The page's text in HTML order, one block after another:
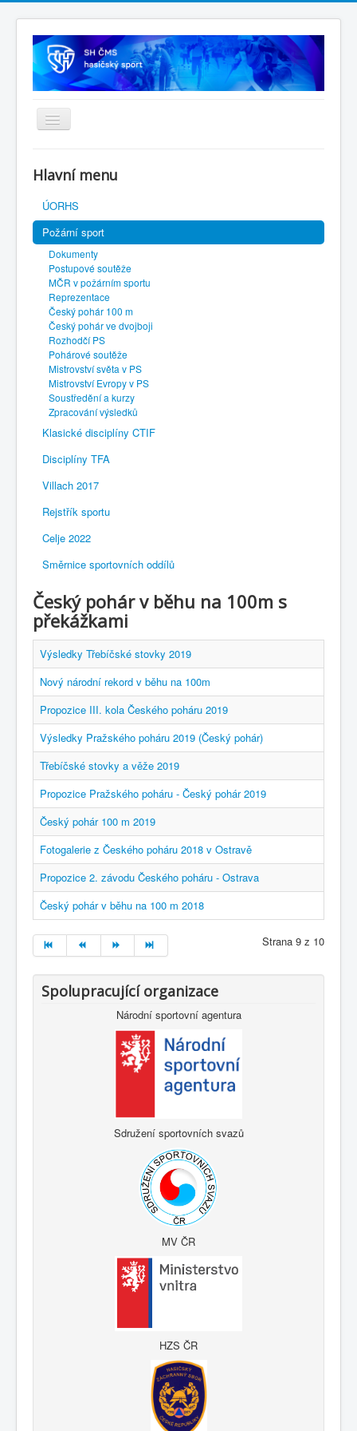
SH ČMS
Hlavní menu
ÚORHS
Požární sport
Dokumenty
Postupové soutěže
MČR v požárním sportu
Reprezentace
Český pohár 100 m
Český pohár ve dvojboji
Rozhodčí PS
Pohárové soutěže
Mistrovství světa v PS
Mistrovství Evropy v PS
Soustředění a kurzy
Zpracování výsledků
Klasické disciplíny CTIF
Disciplíny TFA
Villach 2017
Rejstřík sportu
Celje 2022
Směrnice sportovních oddílů
Český pohár v běhu na 100m s
překážkami
Výsledky Třebíčské stovky 2019
Nový národní rekord v běhu na 100m
Propozice III. kola Českého poháru 2019
Výsledky Pražského poháru 2019 (Český pohár)
Třebíčské stovky a věže 2019
Propozice Pražského poháru - Český pohár 2019
Český pohár 100 m 2019
Fotogalerie z Českého poháru 2018 v Ostravě
Propozice 2. závodu Českého poháru - Ostrava
Český pohár v běhu na 100 m 2018
Strana 9 z 10
Spolupracující organizace
Národní sportovní agentura
Sdružení sportovních svazů
MV ČR
HZS ČR